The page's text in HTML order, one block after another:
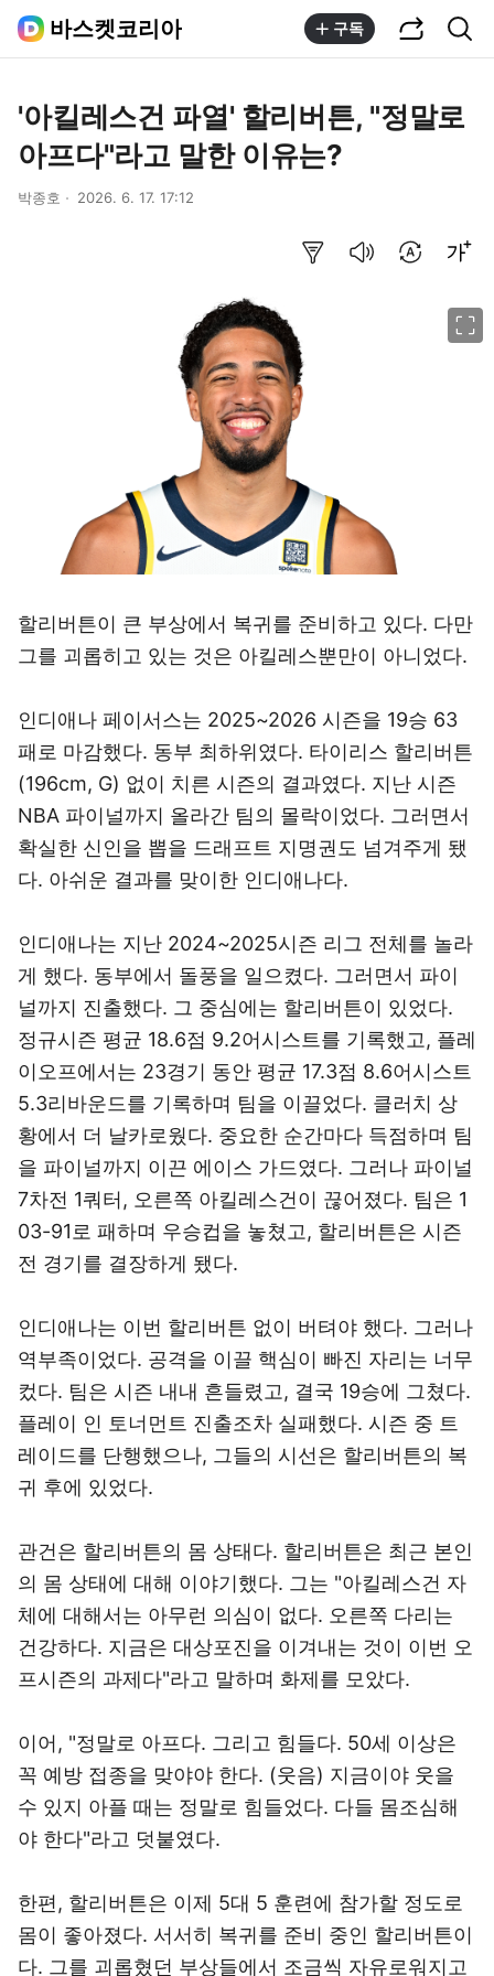
바스켓코리아 구독
'아킬레스건 파열' 할리버튼, "정말로
아프다"라고 말한 이유는?
박종호 2026. 6. 17. 17:12
할리버튼이 큰 부상에서 복귀를 준비하고 있다. 다만
그를 괴롭히고 있는 것은 아킬레스뿐만이 아니었다.
인디애나 페이서스는 2025~2026 시즌을 19승 63
패로 마감했다. 동부 최하위였다. 타이리스 할리버튼
(196cm, G) 없이 치른 시즌의 결과였다. 지난 시즌
NBA 파이널까지 올라간 팀의 몰락이었다. 그러면서
확실한 신인을 뽑을 드래프트 지명권도 넘겨주게 됐
다. 아쉬운 결과를 맞이한 인디애나다.
인디애나는 지난 2024~2025시즌 리그 전체를 놀라
게 했다. 동부에서 돌풍을 일으켰다. 그러면서 파이
널까지 진출했다. 그 중심에는 할리버튼이 있었다.
정규시즌 평균 18.6점 9.2어시스트를 기록했고, 플레
이오프에서는 23경기 동안 평균 17.3점 8.6어시스트
5.3리바운드를 기록하며 팀을 이끌었다. 클러치 상
황에서 더 날카로웠다. 중요한 순간마다 득점하며 팀
을 파이널까지 이끈 에이스 가드였다. 그러나 파이널
7차전 1쿼터, 오른쪽 아킬레스건이 끊어졌다. 팀은 1
03-91로 패하며 우승컵을 놓쳤고, 할리버튼은 시즌
전 경기를 결장하게 됐다.
인디애나는 이번 할리버튼 없이 버텨야 했다. 그러나
역부족이었다. 공격을 이끌 핵심이 빠진 자리는 너무
컸다. 팀은 시즌 내내 흔들렸고, 결국 19승에 그쳤다.
플레이 인 토너먼트 진출조차 실패했다. 시즌 중 트
레이드를 단행했으나, 그들의 시선은 할리버튼의 복
귀 후에 있었다.
관건은 할리버튼의 몸 상태다. 할리버튼은 최근 본인
의 몸 상태에 대해 이야기했다. 그는 "아킬레스건 자
체에 대해서는 아무런 의심이 없다. 오른쪽 다리는
건강하다. 지금은 대상포진을 이겨내는 것이 이번 오
프시즌의 과제다"라고 말하며 화제를 모았다.
이어, "정말로 아프다. 그리고 힘들다. 50세 이상은
꼭 예방 접종을 맞야야 한다. (웃음) 지금이야 웃을
수 있지 아플 때는 정말로 힘들었다. 다들 몸조심해
야 한다"라고 덧붙였다.
한편, 할리버튼은 이제 5대 5 훈련에 참가할 정도로
몸이 좋아졌다. 서서히 복귀를 준비 중인 할리버튼이
다. 그를 괴롭혔던 부상들에서 조금씩 자유로워지고